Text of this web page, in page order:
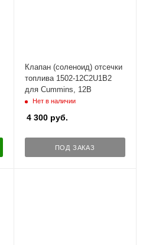
Клапан (соленоид) отсечки
топлива 1502-12C2U1B2
для Cummins, 12В
Нет в наличии
4 300руб.
ПОД ЗАКАЗ